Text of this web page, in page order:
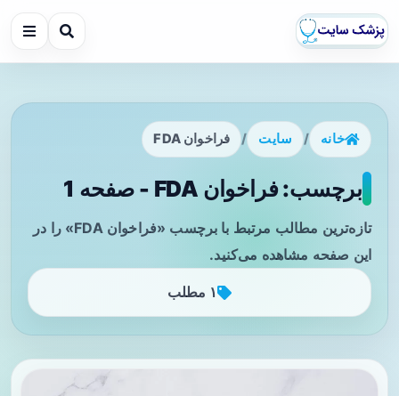
خانه / سایت / فراخوان FDA
برچسب: فراخوان FDA - صفحه 1
تازه‌ترین مطالب مرتبط با برچسب «فراخوان FDA» را در
این صفحه مشاهده می‌کنید.
۱ مطلب